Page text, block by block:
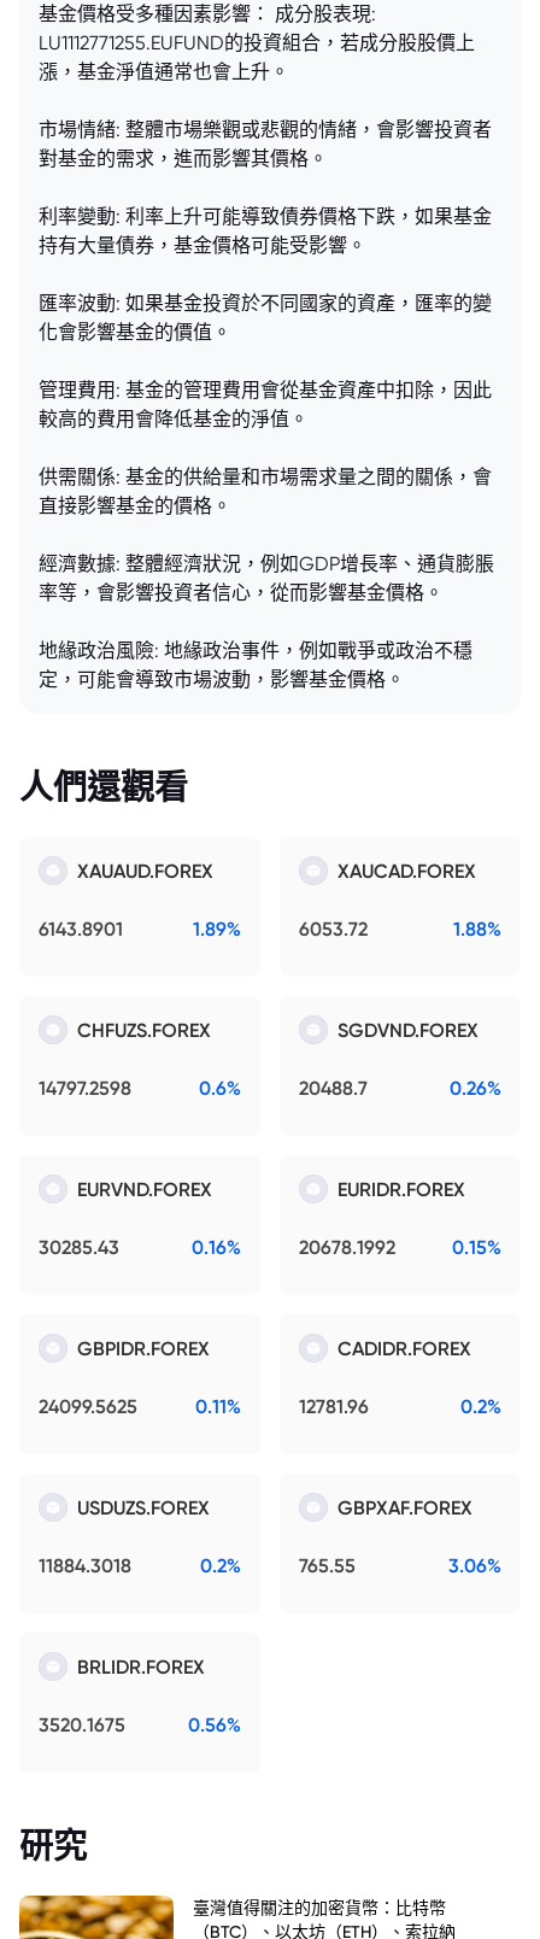
基金價格受多種因素影響： 成分股表現:
LU1112771255.EUFUND的投資組合，若成分股股價上
漲，基金淨值通常也會上升。
市場情緒: 整體市場樂觀或悲觀的情緒，會影響投資者
對基金的需求，進而影響其價格。
利率變動: 利率上升可能導致債券價格下跌，如果基金
持有大量債券，基金價格可能受影響。
匯率波動: 如果基金投資於不同國家的資產，匯率的變
化會影響基金的價值。
管理費用: 基金的管理費用會從基金資產中扣除，因此
較高的費用會降低基金的淨值。
供需關係: 基金的供給量和市場需求量之間的關係，會
直接影響基金的價格。
經濟數據: 整體經濟狀況，例如GDP增長率、通貨膨脹
率等，會影響投資者信心，從而影響基金價格。
地緣政治風險: 地緣政治事件，例如戰爭或政治不穩
定，可能會導致市場波動，影響基金價格。
人們還觀看
XAUAUD.FOREX
6143.8901 1.89%
XAUCAD.FOREX
6053.72 1.88%
CHFUZS.FOREX
14797.2598 0.6%
SGDVND.FOREX
20488.7 0.26%
EURVND.FOREX
30285.43 0.16%
EURIDR.FOREX
20678.1992 0.15%
GBPIDR.FOREX
24099.5625 0.11%
CADIDR.FOREX
12781.96 0.2%
USDUZS.FOREX
11884.3018 0.2%
GBPXAF.FOREX
765.55 3.06%
BRLIDR.FOREX
3520.1675 0.56%
研究
臺灣值得關注的加密貨幣：比特幣
（BTC）、以太坊（ETH）、索拉納